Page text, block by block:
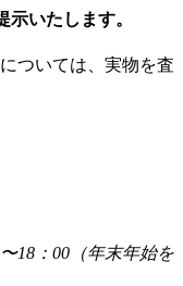
いたします。
ついては、実物を査
18：00（年末年始を